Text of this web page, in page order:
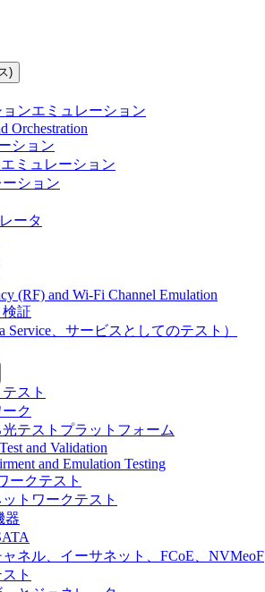
)
ンエミュレーション
Orchestration
ション
ミュレーション
ション
ータ
(RF) and Wi-Fi Channel Emulation
証
a Service、サービスとしてのテスト）
スト
ク
テストプラットフォーム
and Validation
and Emulation Testing
ークテスト
トワークテスト
器
ネル、イーサネット、FCoE、NVMeoF
ト